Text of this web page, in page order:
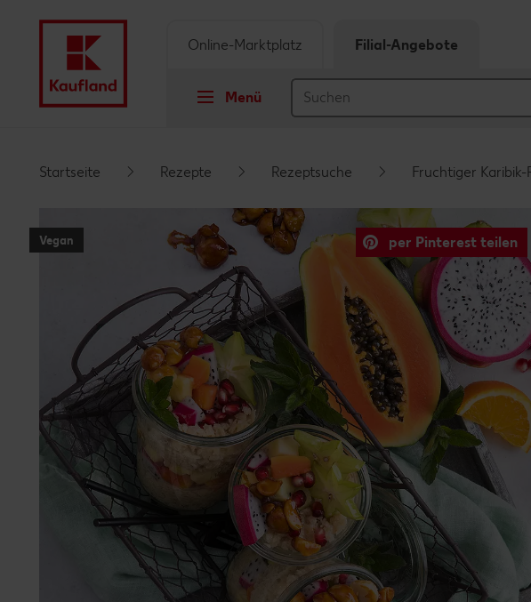
Footer
Schwebender Seitenbereich
Menü
Online-Marktplatz Filial-Angebote
Startseite Rezepte Rezeptsuche Fruchtiger Karibik-
Vegan per Pinterest teilen